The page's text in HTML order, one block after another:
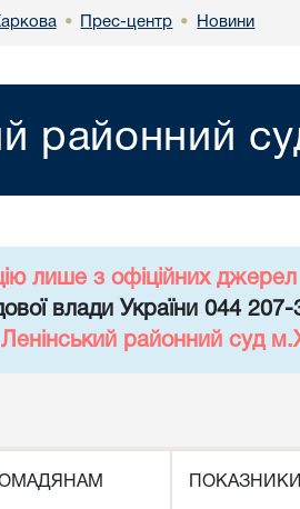
• Прес-центр • Новини
районний
лише з офіційних джерел
влади України 044
районний суд
ПОКАЗНИКИ